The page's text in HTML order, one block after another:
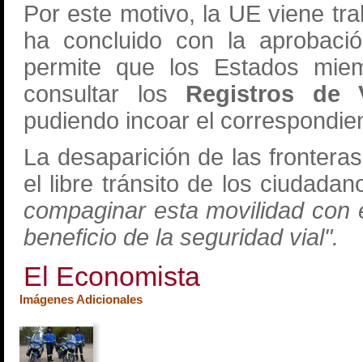
Por este motivo, la UE viene
ha concluido con la
permite que los Estados
consultar los Registros de
pudiendo incoar el
La desaparición de las
el libre tránsito de los
compaginar esta movilidad
beneficio de la seguridad vial".
El Economista
Imágenes Adicionales